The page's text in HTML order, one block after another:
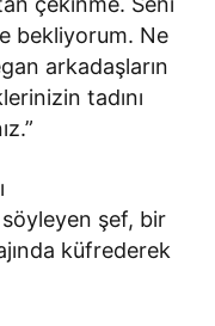
bekliyorum. Ne
arkadaşların
tadını
söyleyen şef, bir
küfrederek